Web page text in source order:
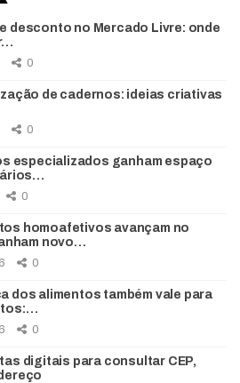
desconto no Mercado Livre: onde
0
de cadernos: ideias criativas
0
especializados ganham espaço
0
homoafetivos avançam no
novo…
0
dos alimentos também vale para
0
digitais para consultar CEP,